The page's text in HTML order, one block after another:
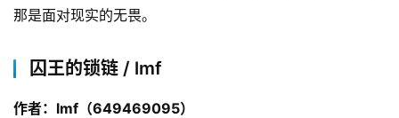
那是面对现实的无畏。
囚王的锁链 / lmf
作者：lmf（649469095）